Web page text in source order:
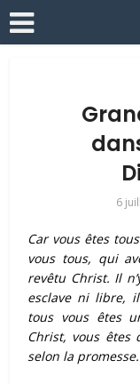
6
Car vous êtes
vous tous, qui
revêtu Christ. Il
esclave ni libre,
tous vous êtes
Christ, vous êtes
selon la promesse.